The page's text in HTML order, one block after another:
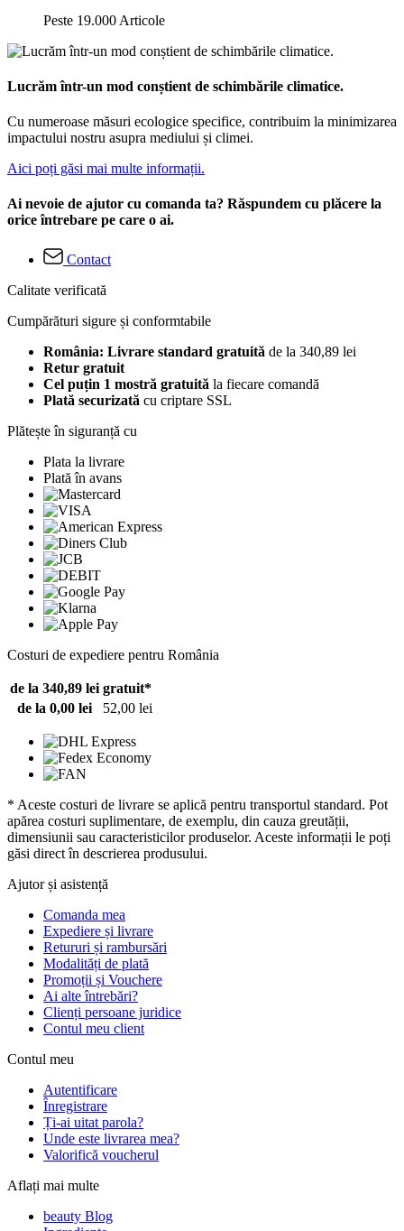
Peste 19.000 Articole
Lucrăm într-un mod conștient de schimbările climatice.
Cu numeroase măsuri ecologice specifice, contribuim la minimizarea
impactului nostru asupra mediului și climei.
Aici poți găsi mai multe informații.
Ai nevoie de ajutor cu comanda ta? Răspundem cu plăcere la
orice întrebare pe care o ai.
Contact
Calitate verificată
Cumpărături sigure și conformtabile
România: Livrare standard gratuită de la 340,89 lei
Retur gratuit
Cel puțin 1 mostră gratuită la fiecare comandă
Plată securizată cu criptare SSL
Plătește în siguranță cu
Plata la livrare
Plată în avans
Costuri de expediere pentru România
de la 340,89 lei gratuit*
de la 0,00 lei
52,00 lei
* Aceste costuri de livrare se aplică pentru transportul standard. Pot
apărea costuri suplimentare, de exemplu, din cauza greutății,
dimensiunii sau caracteristicilor produselor. Aceste informații le poți
găsi direct în descrierea produsului.
Ajutor și asistență
Comanda mea
Expediere și livrare
Retururi și rambursări
Modalități de plată
Promoții și Vouchere
Ai alte întrebări?
Clienți persoane juridice
Contul meu client
Contul meu
Autentificare
Înregistrare
Ți-ai uitat parola?
Unde este livrarea mea?
Valorifică voucherul
Aflați mai multe
beauty Blog